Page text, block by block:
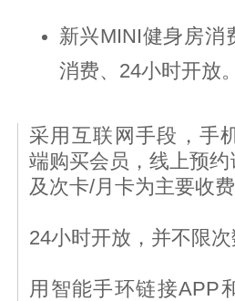
新兴MINI健身房消
消费、24小时开放。
采用互联网手段，手
端购买会员，线上预
及次卡/月卡为主要收费
24小时开放，并不限次
用智能手环链接APP